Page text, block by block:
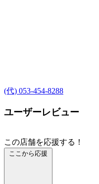
(代) 053-454-8288
ユーザーレビュー
この店舗を応援する！
ここから応援